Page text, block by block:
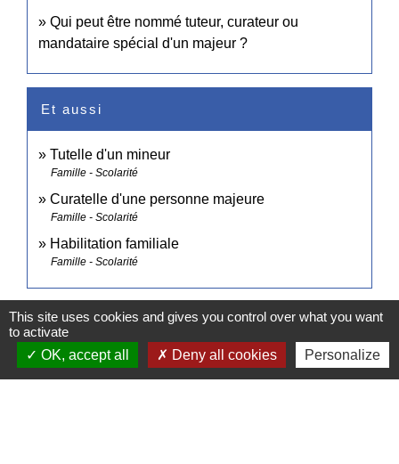
Qui peut être nommé tuteur, curateur ou
mandataire spécial d'un majeur ?
Et aussi
Tutelle d'un mineur
Famille - Scolarité
Curatelle d'une personne majeure
Famille - Scolarité
Habilitation familiale
Famille - Scolarité
Signaler une erreur sur cette page
This site uses cookies and gives you control over what you want
to activate
OK, accept all
Deny all cookies Personalize